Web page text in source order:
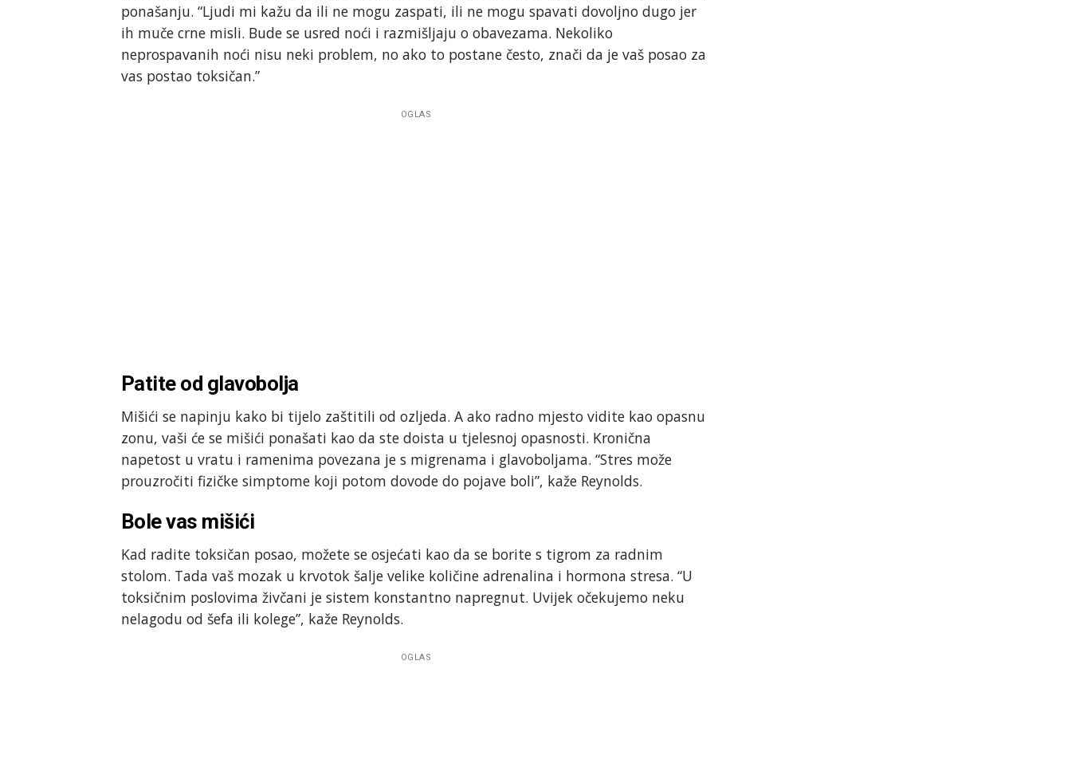
ponašanju. “Ljudi mi kažu da ili ne mogu zaspati, ili ne mogu spavati dovoljno dugo jer
ih muče crne misli. Bude se usred noći i razmišljaju o obavezama. Nekoliko
neprospavanih noći nisu neki problem, no ako to postane često, znači da je vaš posao za
vas postao toksičan.”
OGLAS
Patite od glavobolja
Mišići se napinju kako bi tijelo zaštitili od ozljeda. A ako radno mjesto vidite kao opasnu
zonu, vaši će se mišići ponašati kao da ste doista u tjelesnoj opasnosti. Kronična
napetost u vratu i ramenima povezana je s migrenama i glavoboljama. “Stres može
prouzročiti fizičke simptome koji potom dovode do pojave boli”, kaže Reynolds.
Bole vas mišići
Kad radite toksičan posao, možete se osjećati kao da se borite s tigrom za radnim
stolom. Tada vaš mozak u krvotok šalje velike količine adrenalina i hormona stresa. “U
toksičnim poslovima živčani je sistem konstantno napregnut. Uvijek očekujemo neku
nelagodu od šefa ili kolege”, kaže Reynolds.
OGLAS